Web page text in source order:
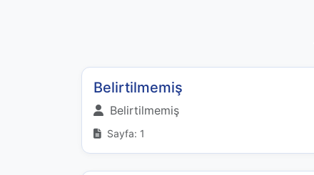
Belirtilmemiş
Belirtilmemiş
Sayfa: 1